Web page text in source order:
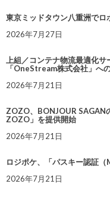
東京ミッドタウン八重洲で
2026年7月27日
上組／コンテナ物流最適化
「OneStream株式会社」へ
2026年7月21日
ZOZO、BONJOUR SAGAN
ZOZO」を提供開始
2026年7月21日
ロジポケ、「パスキー認証（
2026年7月21日